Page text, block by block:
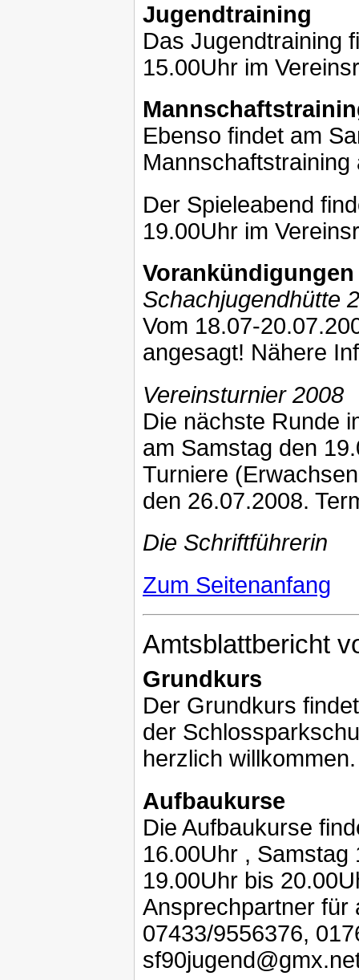
Jugendtraining
Das Jugendtraining
15.00Uhr im
Ebenso findet am
Der Spieleabend
19.00Uhr im
Vorankündigungen
Schachjugendhütte
Vom 18.07-
angesagt! Nähere
Vereinsturnier 2008
Die nächste Runde
am Samstag den
Turniere
den 26.07.2008.
Die Schriftführerin
Zum Seitenanfang
Amtsblattbericht
Grundkurs
Der Grundkurs
der
herzlich willkommen.
Aufbaukurse
Die Aufbaukurse
16.00Uhr , Samstag
19.00Uhr bis
Ansprechpartner für
07433/9556376,